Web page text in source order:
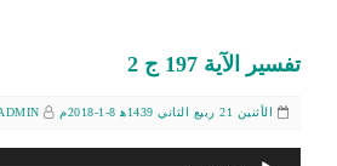
تفسير الآية 197 ج 2
الأثنين 21 ربيع الثاني 1439ﻫ 8-1-2018م
مشغل